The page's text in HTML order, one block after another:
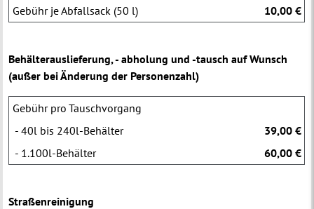
Gebühr je Abfallsack (50 l) 10,00 €
Behälterauslieferung, - abholung und -tausch auf Wunsch
(außer bei Änderung der Personenzahl)
Gebühr pro Tauschvorgang
- 40l bis 240l-Behälter
39,00 €
- 1.100l-Behälter
60,00 €
Straßenreinigung